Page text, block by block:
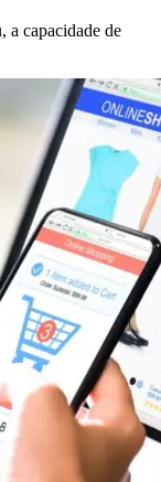
a capacidade de